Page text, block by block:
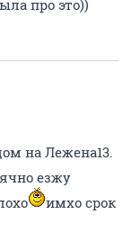
про это))
на Лежена13.
езжу
имхо срок